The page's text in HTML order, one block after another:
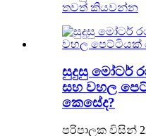
තවත් කියවන්න
සුදුසු මෝටර්
සහ වහල
කෙසේද?
පරිපාලක විසින්